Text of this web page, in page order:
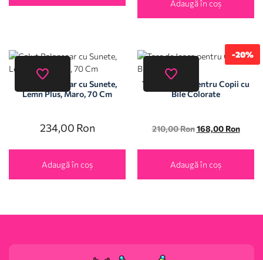
Adaugă în coș
Calut Balansoar cu Sunete,
Lemn Plus, Maro, 70 Cm
234,00 Ron
Adaugă în coș
-20%
Tarc de Joaca pentru Copii cu
Bile Colorate
210,00Ron 168,00 Ron
Adaugă în coș